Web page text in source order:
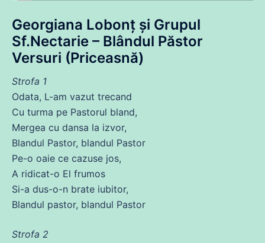
Georgiana Lobonț și Grupul
Sf.Nectarie – Blândul Păstor
Versuri (Priceasnă)
Strofa 1
Odata, L-am vazut trecand
Cu turma pe Pastorul bland,
Mergea cu dansa la izvor,
Blandul Pastor, blandul Pastor
Pe-o oaie ce cazuse jos,
A ridicat-o El frumos
Si-a dus-o-n brate iubitor,
Blandul pastor, blandul Pastor
Strofa 2